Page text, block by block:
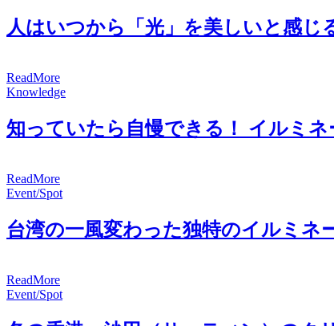
人はいつから「光」を美しいと感じ
ReadMore
Knowledge
知っていたら自慢できる！ イルミ
ReadMore
Event/Spot
台湾の一風変わった独特のイルミネ
ReadMore
Event/Spot